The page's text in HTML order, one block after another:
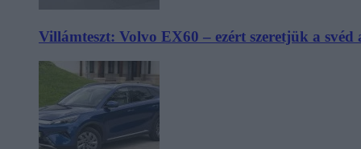
Villámteszt: Volvo EX60 – ezért szeretjük a svéd